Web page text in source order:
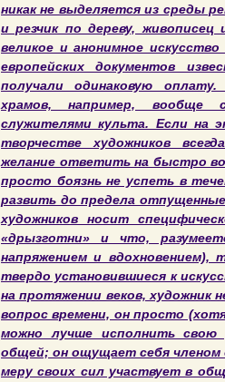
никак не выделяется из среды
и резчик по дереву,
великое и анонимное
европейских документов
получали одинаковую
храмов, например, вообще
служителями культа. Если на
творчестве художников
желание ответить на быстро
просто боязнь не успеть в
развить до предела
художников носит
«дрызготни» и что,
напряжением и вдохновением),
твердо установившиеся к
на протяжении веков, художник
вопрос времени, он просто
можно лучше исполнить
общей; он ощущает себя членом
меру своих сил участвует в